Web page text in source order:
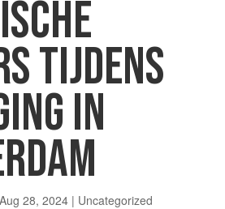
TIJDENS
IN
Aug 28, 2024| Uncategorized